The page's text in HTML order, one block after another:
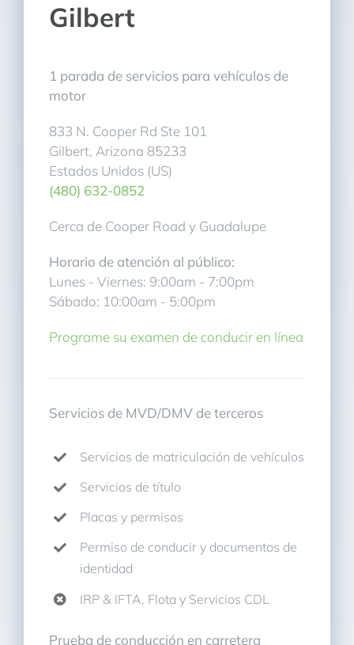
Gilbert
1 parada de servicios para vehículos de
motor
833 N. Cooper Rd Ste 101
Gilbert, Arizona 85233
Estados Unidos (US)
(480) 632-0852
Cerca de Cooper Road y Guadalupe
Horario de atención al público:
Lunes - Viernes: 9:00am - 7:00pm
Sábado: 10:00am - 5:00pm
Programe su examen de conducir en línea
Servicios de MVD/DMV de terceros
Servicios de matriculación de vehículos
Servicios de título
Placas y permisos
Permiso de conducir y documentos de
identidad
IRP & IFTA, Flota y Servicios CDL
Prueba de conducción en carretera